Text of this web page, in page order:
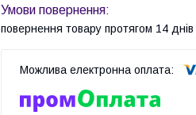
повернення товару протягом 14 днів